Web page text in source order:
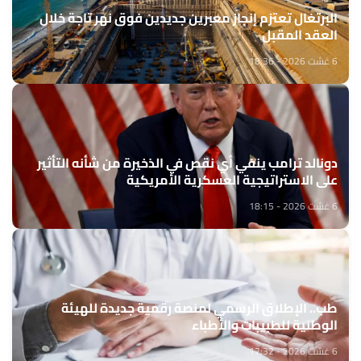
البرتغال تعتزم إنجاز معبرين جديدين فوق نهر تاجة خلال
العقد المقبل
6 غشت 2026 - 18:36
دونالد ترامب ينفي أي نقص في الذخيرة من شأنه التأثير
على الاستراتيجية العسكرية الأمريكية
6 غشت 2026 - 18:15
طب.. الإطلاق الرسمي لمنصة رقمية جديدة للهيئة
الوطنية للطبيبات والأطباء
6 غشت 2026 - 17:32